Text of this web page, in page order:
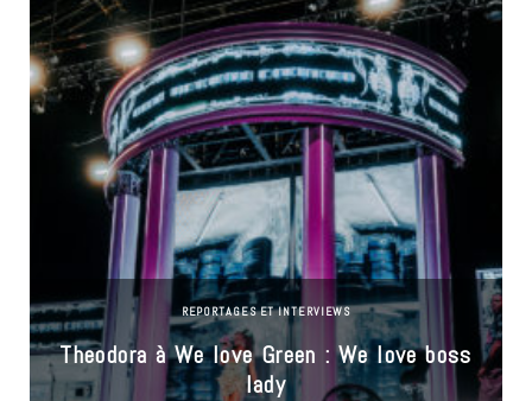
REPORTAGES ET INTERVIEWS
Theodora à We love Green : We love boss
lady